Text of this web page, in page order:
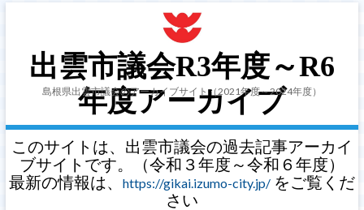
出雲市議会R3年度～R6
年度アーカイブ
島根県出雲市議会のアーカイブサイト（2021年度～2024年度）
このサイトは、出雲市議会の過去記事アーカイ
ブサイトです。（令和３年度～令和６年度）
最新の情報は、
https://gikai.izumo-city.jp/をご覧くだ
さい